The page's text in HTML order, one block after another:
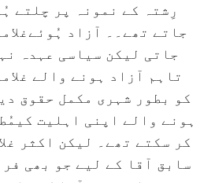
رِشتہ کے نمونہ پر چلتے
جاتے تھے۔۔ آزاد
جاتی لیکن سیاسی عہدہ
تاہم آزاد ہونے والے
کو بطور شہری مکمل حقوق
ہونے والے اپنی اہلیت
کر سکتے تھے۔ لیکن اکثر
سابق آقا کے لیے جو بھی